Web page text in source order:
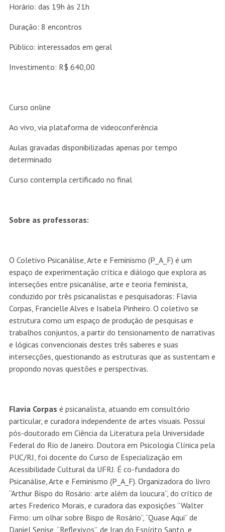
Horário: das 19h às 21h
Duração: 8 encontros
Público: interessados em geral
Investimento: R$ 640,00
Curso online
Ao vivo, via plataforma de videoconferência
Aulas gravadas disponibilizadas apenas por tempo
determinado
Curso contempla certificado no final
Sobre as professoras:
O Coletivo Psicanálise, Arte e Feminismo (P_A_F) é um
espaço de experimentação crítica e diálogo que explora as
interseções entre psicanálise, arte e teoria feminista,
conduzido por três psicanalistas e pesquisadoras: Flavia
Corpas, Francielle Alves e Isabela Pinheiro. O coletivo se
estrutura como um espaço de produção de pesquisas e
trabalhos conjuntos, a partir do tensionamento de narrativas
e lógicas convencionais destes três saberes e suas
intersecções, questionando as estruturas que as sustentam e
propondo novas questões e perspectivas.
Flavia Corpas é psicanalista, atuando em consultório
particular, e curadora independente de artes visuais. Possui
pós-doutorado em Ciência da Literatura pela Universidade
Federal do Rio de Janeiro. Doutora em Psicologia Clínica pela
PUC/RJ, foi docente do Curso de Especialização em
Acessibilidade Cultural da UFRJ. É co-fundadora do
Psicanálise, Arte e Feminismo (P_A_F). Organizadora do livro
“Arthur Bispo do Rosário: arte além da loucura”, do crítico de
artes Frederico Morais, e curadora das exposições “Walter
Firmo: um olhar sobre Bispo de Rosário”, “Quase Aqui” de
Daniel Senise, “Reflexivos”, de Iran do Espírito Santo, e